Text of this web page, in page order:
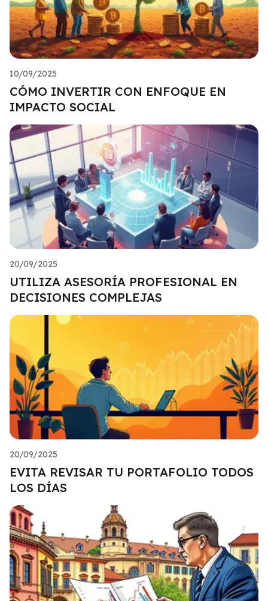
10/09/2025
CÓMO INVERTIR CON ENFOQUE EN
IMPACTO SOCIAL
20/09/2025
UTILIZA ASESORÍA PROFESIONAL EN
DECISIONES COMPLEJAS
20/09/2025
EVITA REVISAR TU PORTAFOLIO TODOS
LOS DÍAS